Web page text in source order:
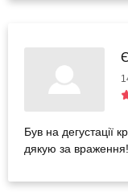
Був на дегустації
дякую за враження!